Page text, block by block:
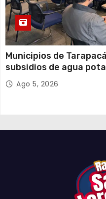
Municipios de
subsidios de agua
organizada por Aguas
Ago 5, 2026